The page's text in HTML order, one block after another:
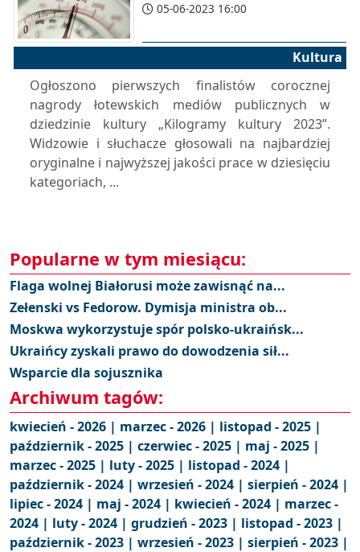
05-06-2023 16:00
Kultura
Ogłoszono pierwszych finalistów corocznej
nagrody łotewskich mediów publicznych w
dziedzinie kultury „Kilogramy kultury 2023”.
Widzowie i słuchacze głosowali na najbardziej
oryginalne i najwyższej jakości prace w dziesięciu
kategoriach, ...
Popularne w tym miesiącu:
Flaga wolnej Białorusi może zawisnąć na...
Zełenski vs Fedorow. Dymisja ministra ob...
Moskwa wykorzystuje spór polsko-ukraińsk...
Ukraińcy zyskali prawo do dowodzenia sił...
Wsparcie dla sojusznika
Archiwum tagów:
kwiecień - 2026 | marzec - 2026 | listopad - 2025 |
październik - 2025 | czerwiec - 2025 | maj - 2025 |
marzec - 2025 | luty - 2025 | listopad - 2024 |
październik - 2024 | wrzesień - 2024 | sierpień - 2024 |
lipiec - 2024 | maj - 2024 | kwiecień - 2024 | marzec -
2024 | luty - 2024 | grudzień - 2023 | listopad - 2023 |
październik - 2023 | wrzesień - 2023 | sierpień - 2023 |